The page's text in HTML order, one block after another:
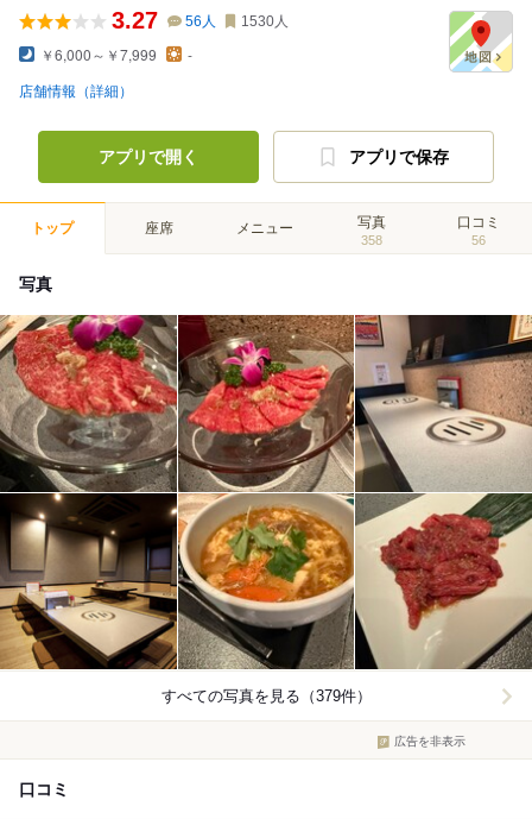
3.27 56 人 1530人
￥6,000～￥7,999 -
店舗情報（詳細）
アプリで開く アプリで保存
トップ 座席 メニュー 写真
358
口コミ
56
写真
すべての写真を見る（379件）
広告を非表示
口コミ